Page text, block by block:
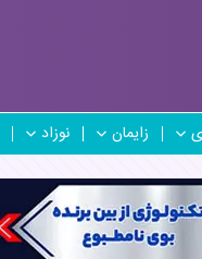
زایمان نوزاد